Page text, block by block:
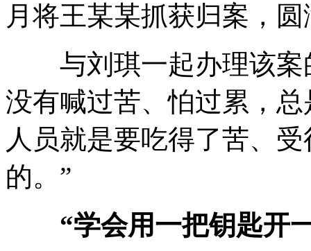
月将王某某抓获归案，
与刘琪一起办理该案
没有喊过苦、怕过累，
人员就是要吃得了苦、
的。”
“学会用一把钥匙开